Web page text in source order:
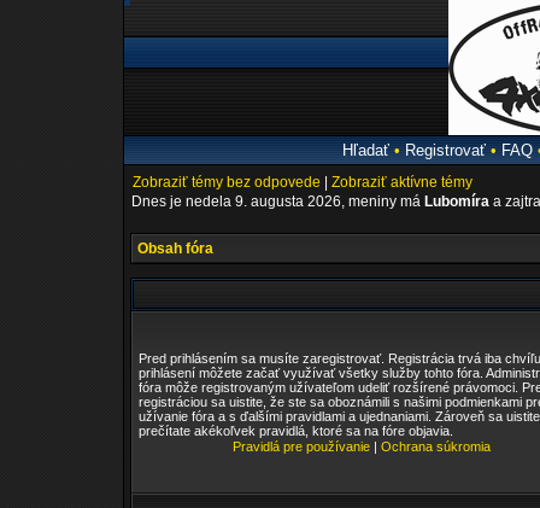
Hľadať• Registrovať• FAQ
Zobraziť témy bez odpovede
Zobraziť aktívne témy
Dnes je nedela 9. augusta 2026, meniny má Lubomíra a
Obsah fóra
Pred prihlásením sa musíte zaregistrovať. Registrácia trvá iba
prihlásení môžete začať využívať všetky služby tohto fóra.
fóra môže registrovaným užívateľom udeliť rozšírené právomoci.
registráciou sa uistite, že ste sa oboznámili s našimi podmienkami
užívanie fóra a s ďalšími pravidlami a ujednaniami. Zároveň sa
prečítate akékoľvek pravidlá, ktoré sa na fóre objavia.
Pravidlá pre používanie| Ochrana súkromia